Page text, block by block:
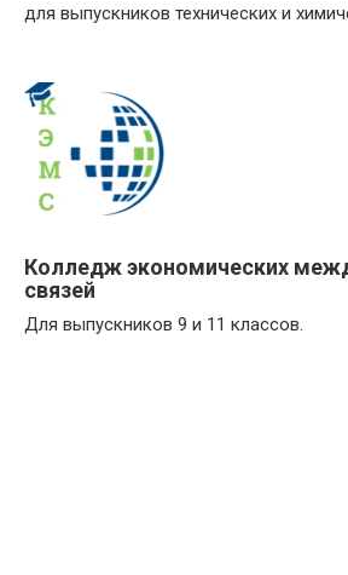
для выпускников технических и
Колледж экономических
связей
Для выпускников 9 и 11 классов.